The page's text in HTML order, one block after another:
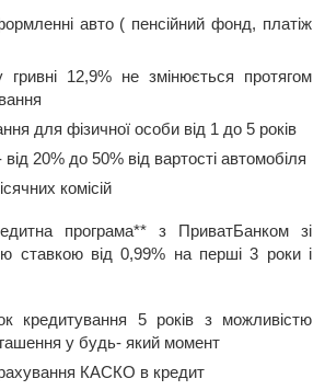
авто ( пенсійний фонд, платіж
12,9% не змінюється протягом
для фізичної особи від 1 до 5 років
20% до 50% від вартості автомобіля
комісій
програма** з ПриватБанком зі
ставкою від 0,99% на перші 3 роки і
кредитування 5 років з можливістю
у будь- який момент
КАСКО в кредит